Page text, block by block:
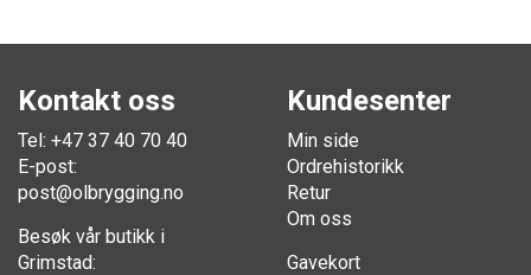
Kontakt oss
Tel: +47 37 40 70 40
E-post:
post@olbrygging.no
Besøk vår butikk i
Grimstad:
Kundesenter
Min side
Ordrehistorikk
Retur
Om oss
Gavekort